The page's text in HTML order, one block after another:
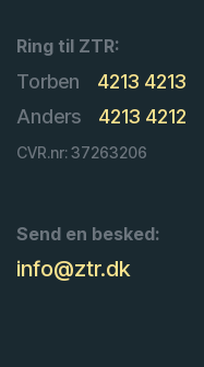
Ring til ZTR:
Torben
4213 4213
Anders
4213 4212
CVR.nr: 37263206
Send en besked:
info@ztr.dk